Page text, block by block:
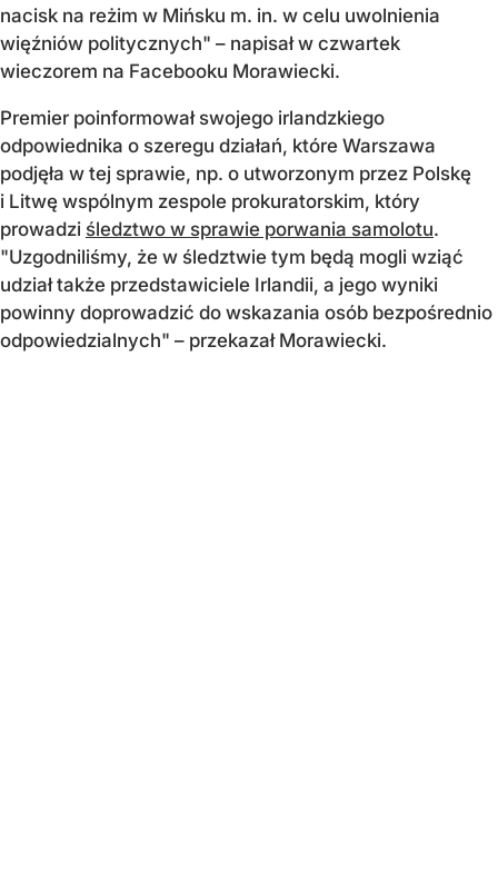
nacisk na reżim w Mińsku m. in. w celu uwolnienia
więźniów politycznych" – napisał w czwartek
wieczorem na Facebooku Morawiecki.
Premier poinformował swojego irlandzkiego
odpowiednika o szeregu działań, które Warszawa
podjęła w tej sprawie, np. o utworzonym przez Polskę
i Litwę wspólnym zespole prokuratorskim, który
prowadzi śledztwo w sprawie porwania samolotu.
"Uzgodniliśmy, że w śledztwie tym będą mogli wziąć
udział także przedstawiciele Irlandii, a jego wyniki
powinny doprowadzić do wskazania osób bezpośrednio
odpowiedzialnych" – przekazał Morawiecki.